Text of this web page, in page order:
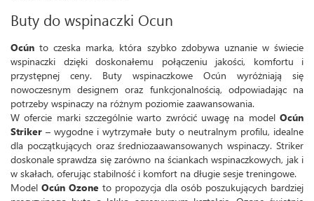
Buty do wspinaczki Ocun
Ocún to czeska marka, która szybko zdobywa uznanie w świecie
wspinaczki dzięki doskonałemu połączeniu jakości, komfortu i
przystępnej ceny. Buty wspinaczkowe Ocún wyróżniają się
nowoczesnym designem oraz funkcjonalnością, odpowiadając na
potrzeby wspinaczy na różnym poziomie zaawansowania.
W ofercie marki szczególnie warto zwrócić uwagę na model Ocún
Striker – wygodne i wytrzymałe buty o neutralnym profilu, idealne
dla początkujących oraz średniozaawansowanych wspinaczy. Striker
doskonale sprawdza się zarówno na ściankach wspinaczkowych, jak i
w skałach, oferując stabilność i komfort na długie sesje treningowe.
Model Ocún Ozone to propozycja dla osób poszukujących bardziej